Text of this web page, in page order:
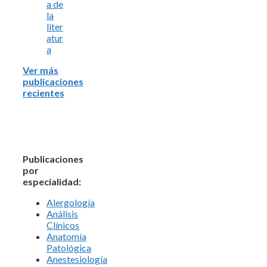
a de
la
liter
atur
a
Ver más
publicaciones
recientes
Publicaciones
por
especialidad:
Alergología
Análisis
Clínicos
Anatomía
Patológica
Anestesiología